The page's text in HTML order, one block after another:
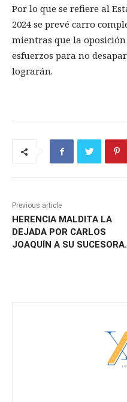
Por lo que se refiere al
2024 se prevé carro
mientras que la
esfuerzos para no
lograrán.
Previous article
HERENCIA MALDITA LA
DEJADA POR CARLOS
JOAQUÍN A SU SUCESORA.